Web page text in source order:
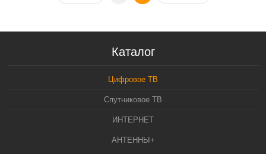
Каталог
Цифровое ТВ
Спутниковое ТВ
ИНТЕРНЕТ
АНТЕННЫ+